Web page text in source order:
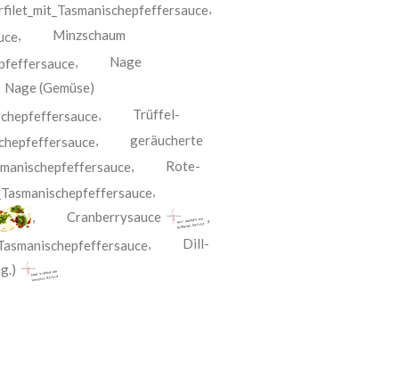
,
, Minzschaum
, Nage
Nage (Gemüse)
, Trüffel-
, geräucherte
, Rote-
,
,Cranberrysauce
,
, Dill-